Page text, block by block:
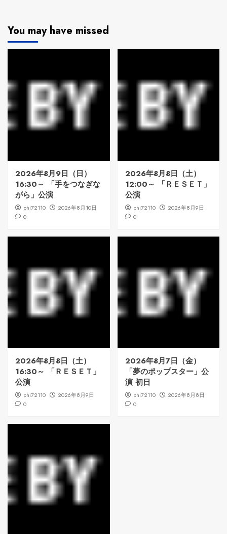
You may have missed
2026年8月9日（日）
16:30～ 「手をつなぎな
がら」公演
phi72110
2026年8月10日
0
2026年8月8日（土）
12:00～ 「ＲＥＳＥＴ」
公演
phi72110
2026年8月9日
0
2026年8月8日（土）
16:30～ 「ＲＥＳＥＴ」
公演
phi72110
2026年8月9日
0
2026年8月7日（金）
「夢のポップスター」公
演 初日
phi72110
2026年8月8日
0